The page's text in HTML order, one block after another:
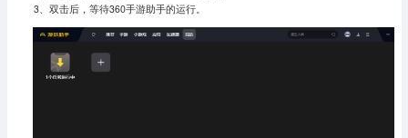
3、双击后，等待360手游助手的运行。